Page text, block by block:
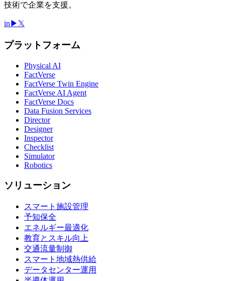
技術で企業を支援。
in ▶ 𝕏
プラットフォーム
Physical AI
FactVerse
FactVerse Twin Engine
FactVerse AI Agent
FactVerse Docs
Data Fusion Services
Director
Designer
Inspector
Checklist
Simulator
Robotics
ソリューション
スマート施設管理
予知保全
エネルギー最適化
教育とスキル向上
交通流量制御
スマート地域熱供給
データセンター運用